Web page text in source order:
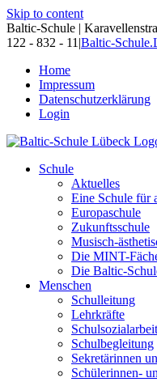
Skip to content
Baltic-Schule |
122 - 832 - 11 |Baltic-
Home
Impressum
Datenschutzerklärung
Login
Schule
Aktuelles
Eine Schule für
Europaschule
Zukunftsschule
Musisch-
Die MINT-
Die Baltic-
Menschen
Schulleitung
Lehrkräfte
Schulsozialarbeit
Schulbegleitung
Sekretärinnen
Schülerinnen-